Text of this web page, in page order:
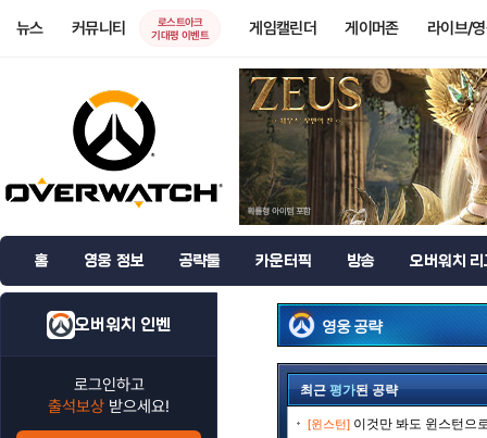
뉴스 커뮤니티
로스트아크
기대평 이벤트
게임캘린더 게이머존 라이브/
홈 영웅 정보 공략툴 카운터픽 방송 오버워치 리
오버워치 인벤
로그인하고
출석보상 받으세요!
영웅 공략
최근평가된 공략
[윈스턴] 이것만 봐도 윈스턴으